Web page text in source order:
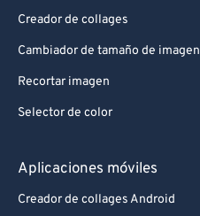
Creador de collages
Cambiador de tamaño de imagen
Recortar imagen
Selector de color
Aplicaciones móviles
Creador de collages Android